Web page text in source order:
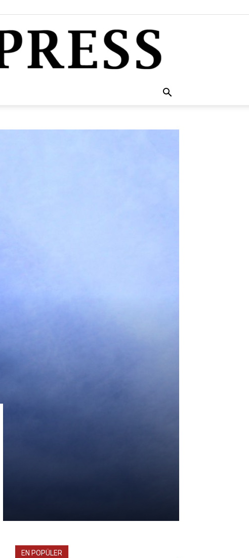
EN POPÜLER